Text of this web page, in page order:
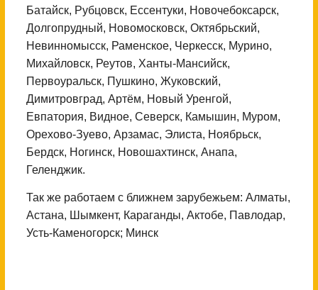
Батайск, Рубцовск, Ессентуки, Новочебоксарск,
Долгопрудный, Новомосковск, Октябрьский,
Невинномысск, Раменское, Черкесск, Мурино,
Михайловск, Реутов, Ханты-Мансийск,
Первоуральск, Пушкино, Жуковский,
Димитровград, Артём, Новый Уренгой,
Евпатория, Видное, Северск, Камышин, Муром,
Орехово-Зуево, Арзамас, Элиста, Ноябрьск,
Бердск, Ногинск, Новошахтинск, Анапа,
Геленджик.
Так же работаем с ближнем зарубежьем: Алматы,
Астана, Шымкент, Караганды, Актобе, Павлодар,
Усть-Каменогорск; Минск